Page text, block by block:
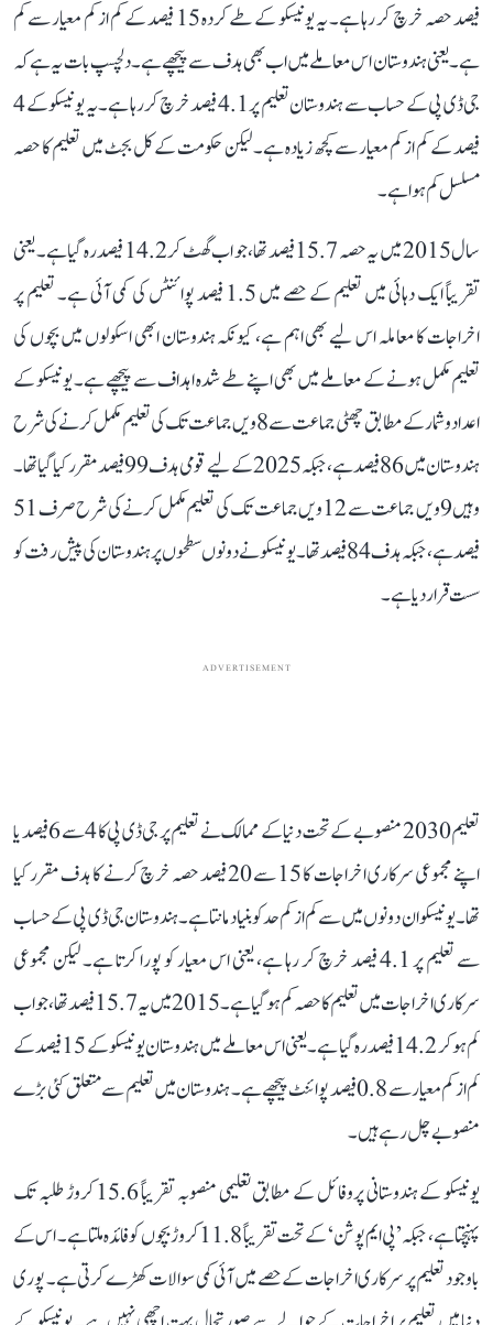
فیصد حصہ خرچ کر رہا ہے۔ یہ یونیسکو کے طے کردہ 15 فیصد کے کم از کم معیار سے کم
ہے۔ یعنی ہندوستان اس معاملے میں اب بھی ہدف سے پیچھے ہے۔ دلچسپ بات یہ ہے کہ
جی ڈی پی کے حساب سے ہندوستان تعلیم پر 4.1 فیصد خرچ کر رہا ہے۔ یہ یونیسکو کے 4
فیصد کے کم از کم معیار سے کچھ زیادہ ہے۔ لیکن حکومت کے کل بجٹ میں تعلیم کا حصہ
مسلسل کم ہوا ہے۔
سال 2015 میں یہ حصہ 15.7 فیصد تھا، جو اب گھٹ کر 14.2 فیصد رہ گیا ہے۔ یعنی
تقریباً ایک دہائی میں تعلیم کے حصے میں 1.5 فیصد پوائنٹس کی کمی آئی ہے۔ تعلیم پر
اخراجات کا معاملہ اس لیے بھی اہم ہے، کیونکہ ہندوستان ابھی اسکولوں میں بچوں کی
تعلیم مکمل ہونے کے معاملے میں بھی اپنے طے شدہ اہداف سے پیچھے ہے۔ یونیسکو کے
اعداد و شمار کے مطابق چھٹی جماعت سے 8ویں جماعت تک کی تعلیم مکمل کرنے کی شرح
ہندوستان میں 86 فیصد ہے، جبکہ 2025 کے لیے قومی ہدف 99 فیصد مقرر کیا گیا تھا۔
وہیں 9ویں جماعت سے 12ویں جماعت تک کی تعلیم مکمل کرنے کی شرح صرف 51
فیصد ہے، جبکہ ہدف 84 فیصد تھا۔ یونیسکو نے دونوں سطحوں پر ہندوستان کی پیش رفت کو
سست قرار دیا ہے۔
ADVERTISEMENT
تعلیم 2030 منصوبے کے تحت دنیا کے ممالک نے تعلیم پر جی ڈی پی کا 4 سے 6 فیصد یا
اپنے مجموعی سرکاری اخراجات کا 15 سے 20 فیصد حصہ خرچ کرنے کا ہدف مقرر کیا
تھا۔ یونیسکو ان دونوں میں سے کم از کم حد کو بنیاد مانتا ہے۔ ہندوستان جی ڈی پی کے حساب
سے تعلیم پر 4.1 فیصد خرچ کر رہا ہے، یعنی اس معیار کو پورا کرتا ہے۔ لیکن مجموعی
سرکاری اخراجات میں تعلیم کا حصہ کم ہو گیا ہے۔ 2015 میں یہ 15.7 فیصد تھا، جو اب
کم ہو کر 14.2 فیصد رہ گیا ہے۔ یعنی اس معاملے میں ہندوستان یونیسکو کے 15 فیصد کے
کم از کم معیار سے 0.8 فیصد پوائنٹ پیچھے ہے۔ ہندوستان میں تعلیم سے متعلق کئی بڑے
منصوبے چل رہے ہیں۔
یونیسکو کے ہندوستانی پروفائل کے مطابق تعلیمی منصوبہ تقریباً 15.6 کروڑ طلبہ تک
پہنچتا ہے، جبکہ ’پی ایم پوشن‘ کے تحت تقریباً 11.8 کروڑ بچوں کو فائدہ ملتا ہے۔ اس کے
باوجود تعلیم پر سرکاری اخراجات کے حصے میں آئی کمی سوالات کھڑے کرتی ہے۔ پوری